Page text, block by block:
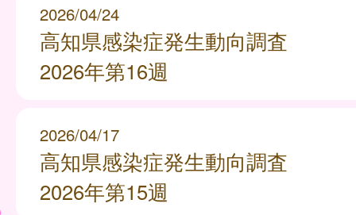
2026/04/24
高知県感染症発生動向調査
2026年第16週
2026/04/17
高知県感染症発生動向調査
2026年第15週